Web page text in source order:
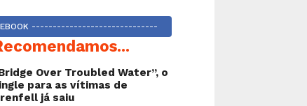
------------------------------
Over Troubled Water”, o
para as vítimas de
já saiu